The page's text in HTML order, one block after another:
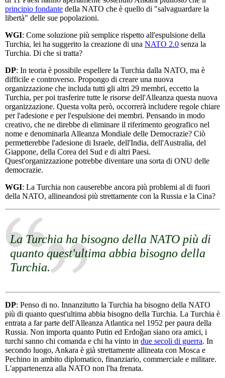
principio fondante della NATO che è quello di "salvaguardare la
libertà" delle sue popolazioni.
WGI: Come soluzione più semplice rispetto all'espulsione della
Turchia, lei ha suggerito la creazione di una NATO 2.0 senza la
Turchia. Di che si tratta?
DP: In teoria è possibile espellere la Turchia dalla NATO, ma è
difficile e controverso. Propongo di creare una nuova
organizzazione che includa tutti gli altri 29 membri, eccetto la
Turchia, per poi trasferire tutte le risorse dell'Alleanza questa nuova
organizzazione. Questa volta però, occorrerà includere regole chiare
per l'adesione e per l'espulsione dei membri. Pensando in modo
creativo, che ne direbbe di eliminare il riferimento geografico nel
nome e denominarla Alleanza Mondiale delle Democrazie? Ciò
permetterebbe l'adesione di Israele, dell'India, dell'Australia, del
Giappone, della Corea del Sud e di altri Paesi.
Quest'organizzazione potrebbe diventare una sorta di ONU delle
democrazie.
WGI: La Turchia non causerebbe ancora più problemi al di fuori
della NATO, allineandosi più strettamente con la Russia e la Cina?
La Turchia ha bisogno della NATO più di
quanto quest'ultima abbia bisogno della
Turchia.
DP: Penso di no. Innanzitutto la Turchia ha bisogno della NATO
più di quanto quest'ultima abbia bisogno della Turchia. La Turchia è
entrata a far parte dell'Alleanza Atlantica nel 1952 per paura della
Russia. Non importa quanto Putin ed Erdoğan siano ora amici, i
turchi sanno chi comanda e chi ha vinto in due secoli di guerra. In
secondo luogo, Ankara è già strettamente allineata con Mosca e
Pechino in ambito diplomatico, finanziario, commerciale e militare.
L'appartenenza alla NATO non l'ha frenata.